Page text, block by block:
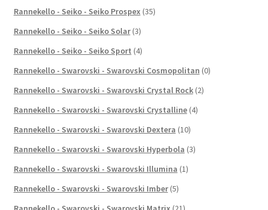
Rannekello - Seiko - Seiko Prospex (35)
Rannekello - Seiko - Seiko Solar (3)
Rannekello - Seiko - Seiko Sport (4)
Rannekello - Swarovski - Swarovski Cosmopolitan (0)
Rannekello - Swarovski - Swarovski Crystal Rock (2)
Rannekello - Swarovski - Swarovski Crystalline (4)
Rannekello - Swarovski - Swarovski Dextera (10)
Rannekello - Swarovski - Swarovski Hyperbola (3)
Rannekello - Swarovski - Swarovski Illumina (1)
Rannekello - Swarovski - Swarovski Imber (5)